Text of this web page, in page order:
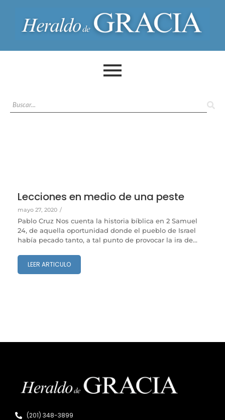
Lecciones en medio de una peste
mayo 27, 2020 /
Pablo Cruz Nos cuenta la historia bíblica en 2 Samuel
24, de aquella oportunidad donde el pueblo de Israel
había pecado tanto, a tal punto de provocar la ira de...
LEER ARTICULO
(201) 348-3899